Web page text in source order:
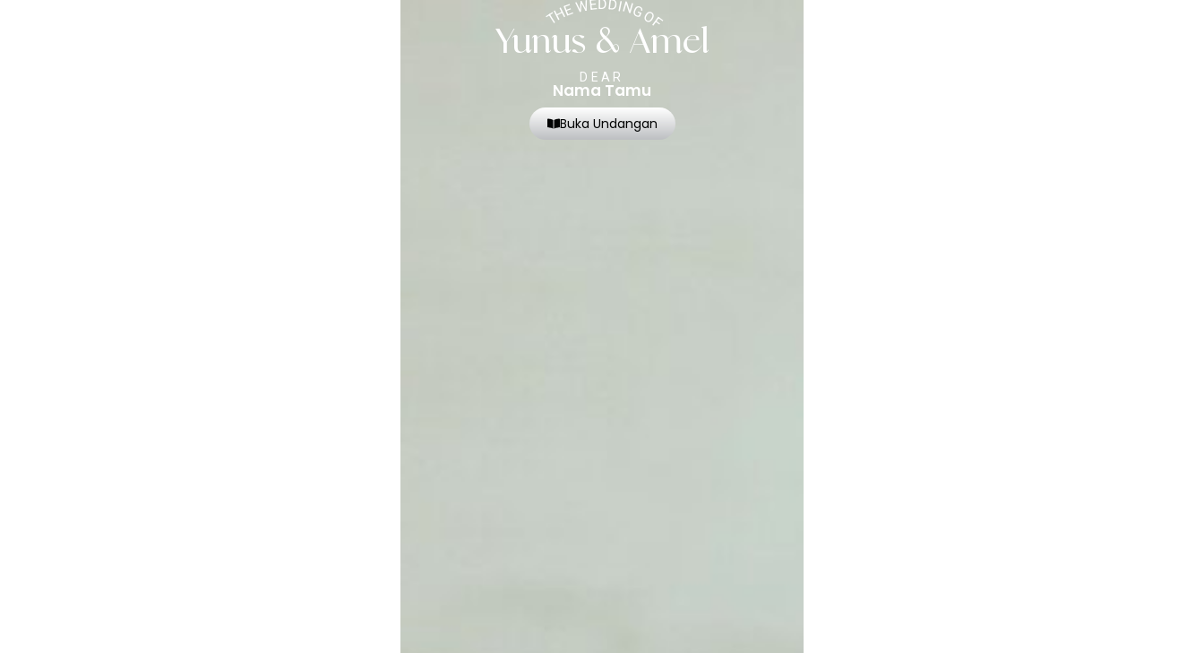
Yunus & Amel
DEAR
Nama Tamu
Buka Undangan